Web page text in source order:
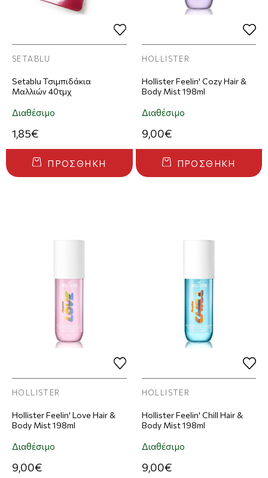
SETABLU
Setablu Τσιμπιδάκια
Μαλλιών 40τμχ
Διαθέσιμο
1,85€
ΠΡΟΣΘΉΚΗ
HOLLISTER
Hollister Feelin' Cozy Hair &
Body Mist 198ml
Διαθέσιμο
9,00€
ΠΡΟΣΘΉΚΗ
HOLLISTER
Hollister Feelin' Love Hair &
Body Mist 198ml
Διαθέσιμο
9,00€
HOLLISTER
Hollister Feelin' Chill Hair &
Body Mist 198ml
Διαθέσιμο
9,00€